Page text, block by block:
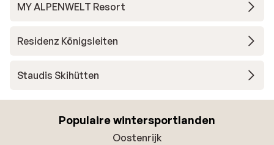
MY ALPENWELT Resort
Residenz Königsleiten
Staudis Skihütten
Populaire wintersportlanden
Oostenrijk